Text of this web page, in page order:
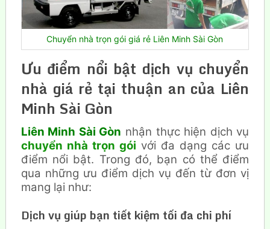
Chuyển nhà trọn gói giá rẻ Liên Minh Sài Gòn
Ưu điểm nổi bật dịch vụ chuyển
nhà giá rẻ tại thuận an của Liên
Minh Sài Gòn
Liên Minh Sài Gòn nhận thực hiện dịch vụ
chuyển nhà trọn gói với đa dạng các ưu
điểm nổi bật. Trong đó, bạn có thể điểm
qua những ưu điểm dịch vụ đến từ đơn vị
mang lại như:
Dịch vụ giúp bạn tiết kiệm tối đa chi phí